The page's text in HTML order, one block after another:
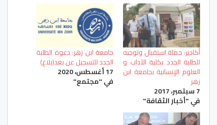
أكادير: حملة استقبال وتوجيه
للطلبة الجدد بكلية الآداب و
العلوم الإنسانية بجامعة ابن
زهر
7 سبتمبر، 2017
في "أخبار الثقافة"
جامعة ابن زهر: دعوة الطلبة
الجدد للتسجيل عن بعد(بلاغ)
17 أغسطس، 2020
في "مجتمع"